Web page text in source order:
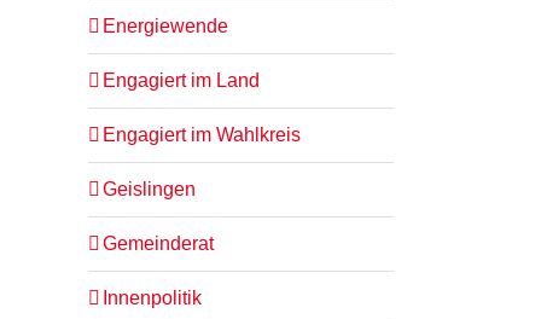
Energiewende
Engagiert im Land
Engagiert im Wahlkreis
Geislingen
Gemeinderat
Innenpolitik